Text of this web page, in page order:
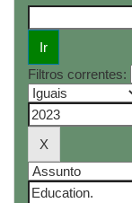
Filtros correntes: